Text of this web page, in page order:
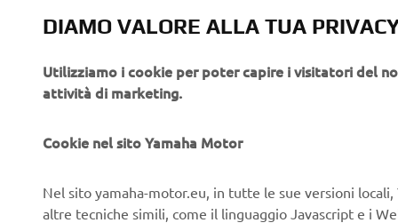
The VX is
Despite its
system,
DIAMO VALORE ALLA TUA
Utilizziamo i cookie per poter capire i visitatori del
attività di marketing.
Cookie nel sito Yamaha Motor
Nel sito yamaha-motor.eu, in tutte le sue versioni
altre tecniche simili, come il linguaggio Javascript e i